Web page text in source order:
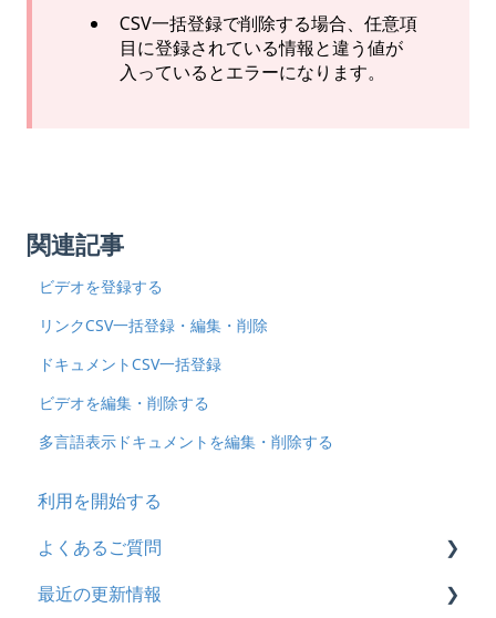
CSV一括登録で削除する場合、任意項
目に登録されている情報と違う値が
入っているとエラーになります。
関連記事
ビデオを登録する
リンクCSV一括登録・編集・削除
ドキュメントCSV一括登録
ビデオを編集・削除する
多言語表示ドキュメントを編集・削除する
利用を開始する
よくあるご質問
契約
最近の更新情報